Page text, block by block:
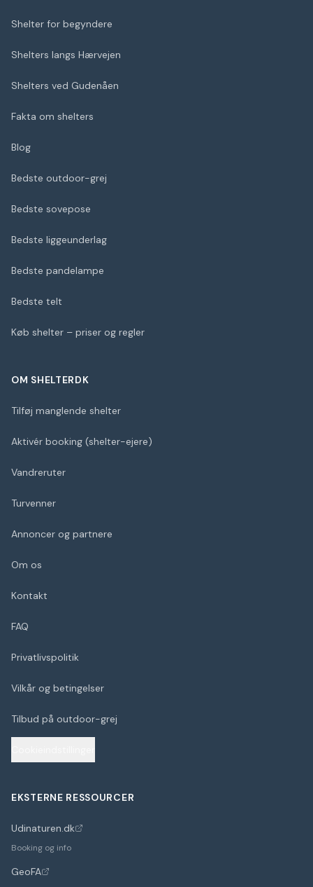
Shelter for begyndere
Shelters langs Hærvejen
Shelters ved Gudenåen
Fakta om shelters
Blog
Bedste outdoor-grej
Bedste sovepose
Bedste liggeunderlag
Bedste pandelampe
Bedste telt
Køb shelter – priser og regler
OM SHELTERDK
Tilføj manglende shelter
Aktivér booking (shelter-ejere)
Vandreruter
Turvenner
Annoncer og partnere
Om os
Kontakt
FAQ
Privatlivspolitik
Vilkår og betingelser
Tilbud på outdoor-grej
EKSTERNE RESSOURCER
Udinaturen.dk
(åbner i nyt faneblad)
Booking og info
GeoFA
(åbner i nyt faneblad)